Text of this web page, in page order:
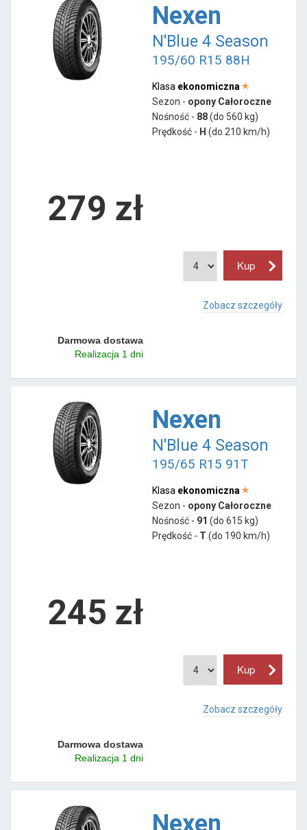
Nexen
N'Blue 4 Season
195/60 R15 88H
Klasa ekonomiczna
Sezon - opony Całoroczne
Nośność - 88(do 560 kg)
Prędkość - H (do 210 km/h)
279 zł
Zobacz szczegóły
Darmowa dostawa
Realizacja 1 dni
Nexen
N'Blue 4 Season
195/65 R15 91T
Klasa ekonomiczna
Sezon - opony Całoroczne
Nośność - 91 (do 615 kg)
Prędkość - T (do 190 km/h)
245 zł
Zobacz szczegóły
Darmowa dostawa
Realizacja 1 dni
Nexen